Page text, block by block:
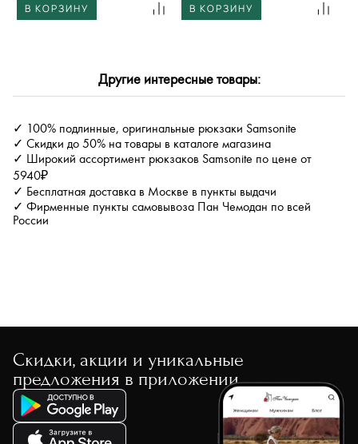
В КОРЗИНУ
В КОРЗИНУ
Другие интересные товары:
✓ 100% подлинные, оригинальные рюкзаки Samsonite
✓ Скидки до 50% на товары в каталоге магазина
✓ Широкий ассортимент рюкзаков Samsonite по цене от
5940₽
✓ Бесплатная доставка в Москве в пункты выдачи
✓ Фирменные пункты самовывоза Пан Чемодан по всей
России
Скидки, акции и уникальные
предложения в приложении